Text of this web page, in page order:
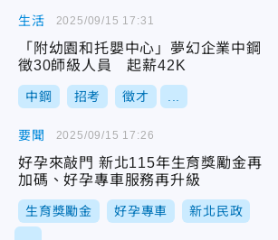
生活
「附幼園和托嬰中心」夢幻企業中鋼
徵30師級人員 起薪42K
中鋼 招考 徵才
2025/09/15 17:31
要聞
好孕來敲門 新北115年生育獎勵金再
加碼、好孕專車服務再升級
生育獎勵金 好孕專車 新北民政
2025/09/15 17:26